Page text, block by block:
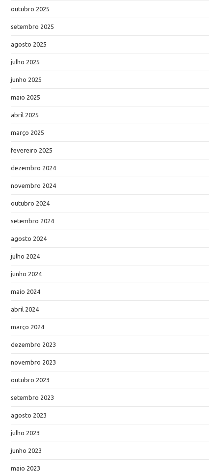
outubro 2025
setembro 2025
agosto 2025
julho 2025
junho 2025
maio 2025
abril 2025
março 2025
fevereiro 2025
dezembro 2024
novembro 2024
outubro 2024
setembro 2024
agosto 2024
julho 2024
junho 2024
maio 2024
abril 2024
março 2024
dezembro 2023
novembro 2023
outubro 2023
setembro 2023
agosto 2023
julho 2023
junho 2023
maio 2023